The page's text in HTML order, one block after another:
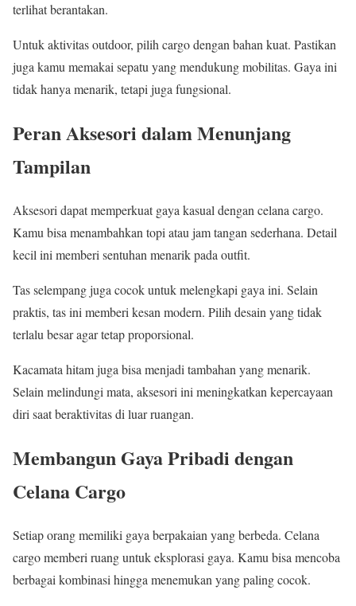
terlihat berantakan.
Untuk aktivitas outdoor, pilih cargo dengan bahan kuat. Pastikan
juga kamu memakai sepatu yang mendukung mobilitas. Gaya ini
tidak hanya menarik, tetapi juga fungsional.
Peran Aksesori dalam Menunjang
Tampilan
Aksesori dapat memperkuat gaya kasual dengan celana cargo.
Kamu bisa menambahkan topi atau jam tangan sederhana. Detail
kecil ini memberi sentuhan menarik pada outfit.
Tas selempang juga cocok untuk melengkapi gaya ini. Selain
praktis, tas ini memberi kesan modern. Pilih desain yang tidak
terlalu besar agar tetap proporsional.
Kacamata hitam juga bisa menjadi tambahan yang menarik.
Selain melindungi mata, aksesori ini meningkatkan kepercayaan
diri saat beraktivitas di luar ruangan.
Membangun Gaya Pribadi dengan
Celana Cargo
Setiap orang memiliki gaya berpakaian yang berbeda. Celana
cargo memberi ruang untuk eksplorasi gaya. Kamu bisa mencoba
berbagai kombinasi hingga menemukan yang paling cocok.